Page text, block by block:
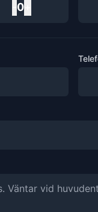
0